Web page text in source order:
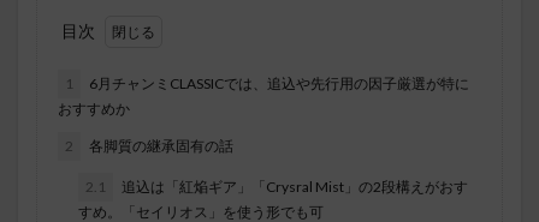
目次
1
6月チャンミCLASSICでは、追込や先行用の因子厳選が特に
おすすめか
2 各脚質の継承固有の話
2.1
追込は「紅焔ギア」「Crysral Mist」の2段構えがおす
すめ。「セイリオス」を使う形でも可